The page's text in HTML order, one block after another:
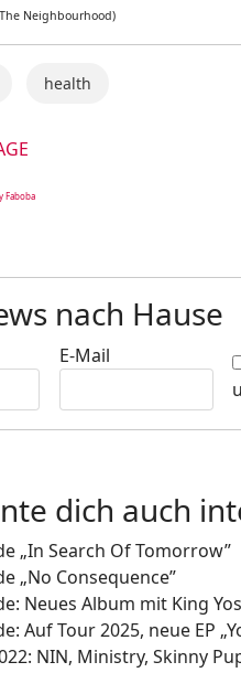
Neighbourhood)
health
Faboba
nach Hause
E-Mail
dich auch
„In Search Of Tomorrow”
„No Consequence”
Neues Album mit King
Auf Tour 2025, neue EP
NIN, Ministry, Skinny